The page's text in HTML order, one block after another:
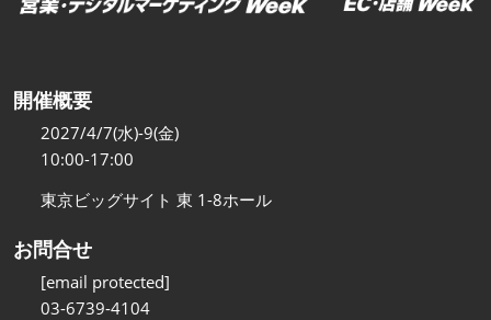
開催概要
2027/4/7(水)-9(金)
10:00-17:00
東京ビッグサイト 東 1-8ホール
お問合せ
[email protected]
03-6739-4104